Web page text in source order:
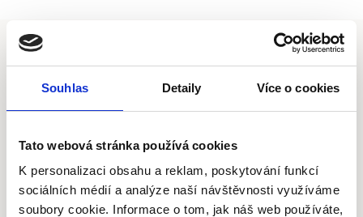
Souhlas Detaily Více o cookies
Tato webová stránka používá cookies
K personalizaci obsahu a reklam, poskytování funkcí
sociálních médií a analýze naší návštěvnosti využíváme
soubory cookie. Informace o tom, jak náš web používáte,
Kontaktujte nás
Rádi vám poradíme a připravíme nezávaznou
nabídku na míru